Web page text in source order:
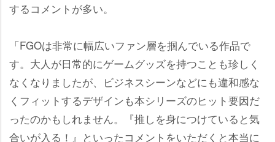
するコメントが多い。
「FGOは非常に幅広いファン層を掴んでいる作品で
す。大人が日常的にゲームグッズを持つことも珍しく
なくなりましたが、ビジネスシーンなどにも違和感な
くフィットするデザインも本シリーズのヒット要因だ
ったのかもしれません。『推しを身につけていると気
合いが入る！』といったコメントをいただくと本当に